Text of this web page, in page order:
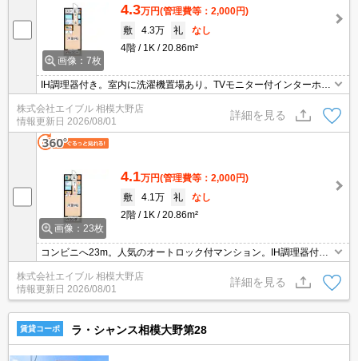
画像：7枚
4.3万円(管理費等：2,000円)
敷
4.3万 礼
なし
4階
1K 20.86m²
IH調理器付き。室内に洗濯機置場あり。TVモニター付インターホ
リング。コンビニが近く(17m)買物便利。
株式会社エイブル 相模大野店
情報更新日 2026/08/01
詳細を見る
画像：23枚
4.1万円(管理費等：2,000円)
敷
4.1万 礼
なし
2階
1K 20.86m²
コンビニへ23m。人気のオートロック付マンション。IH調理器付
き。光回線対応。学生のみ、仲介手数料家賃の0.55ヶ月分より10%
OFF。スーパーが近く(820m)買物便利。ドラッグストアへ777m。
株式会社エイブル 相模大野店
情報更新日 2026/08/01
詳細を見る
賃貸コーポ ラ・シャンス相模大野第28